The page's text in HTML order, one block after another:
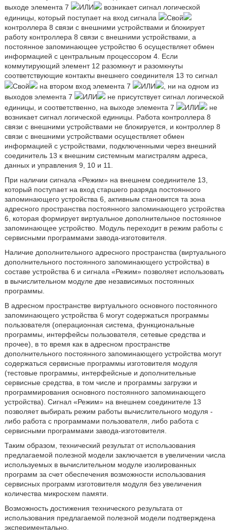
выходе элемента 7
ИЛИ
возникает сигнал логической
единицы, который поступает на вход сигнала
Свой
контроллера 8 связи с внешними устройствами и блокирует
работу контроллера 8 связи с внешними устройствами, а
постоянное запоминающее устройство 6 осуществляет обмен
информацией с центральным процессором 4. Если
коммутирующий элемент 12 разомкнут и разомкнуты
соответствующие контакты внешнего соединителя 13 то сигнал
Свой
на втором вход элемента 7 ИЛИ
, ни на одном из
выходов элемента 7
ИЛИ
не присутствует сигнал логической
единицы, и соответственно, на выходе элемента 7
ИЛИ
не
возникает сигнал логической единицы. Работа контроллера 8
связи с внешними устройствами не блокируется, и контроллер 8
связи с внешними устройствами осуществляет обмен
информацией с устройствами, подключенными через внешний
соединитель 13 к внешним системным магистралям адреса,
данных и управления 9, 10 и 11.
При наличии сигнала «Режим» на внешнем соединителе 13,
который поступает на вход старшего разряда постоянного
запоминающего устройства 6, активным становится та зона
адресного пространства постоянного запоминающего устройства
6, которая формирует виртуальное дополнительное постоянное
запоминающее устройство. Модуль переходит в режим работы с
сервисными программами завода-изготовителя.
Наличие дополнительного адресного пространства (виртуального
дополнительного постоянного запоминающего устройства) в
составе устройства 6 и сигнала «Режим» позволяет использовать
в вычислительном модуле две независимых постоянных
программы.
В адресном пространстве виртуального основного постоянного
запоминающего устройства 6 могут содержаться программы
пользователя (операционная система, функциональные
программы, интерфейсы пользователя, сетевые средства и
прочее), в то время как в адресном пространстве
дополнительного постоянного запоминающего устройства могут
содержаться сервисные программы изготовителя модуля
(тестовые программы, интерфейсные и дополнительные
сервисные средства, в том числе и программы загрузки и
программирования основного постоянного запоминающего
устройства). Сигнал «Режим» на внешнем соединителе 13
позволяет выбирать режим работы вычислительного модуля -
либо работа с программами пользователя, либо работа с
сервисными программами завода-изготовителя.
Таким образом, технический результат от использования
предлагаемой полезной модели заключается в увеличении числа
используемых в вычислительном модуле изолированных
программ за счет обеспечения возможности использования
сервисных программ изготовителя модуля без увеличения
количества микросхем памяти.
Возможность достижения технического результата от
использования предлагаемой полезной модели подтверждена
экспериментально.